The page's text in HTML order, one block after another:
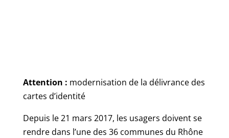
Attention : modernisation de la délivrance des
cartes d’identité
Depuis le 21 mars 2017, les usagers doivent se
rendre dans l’une des 36 communes du Rhône